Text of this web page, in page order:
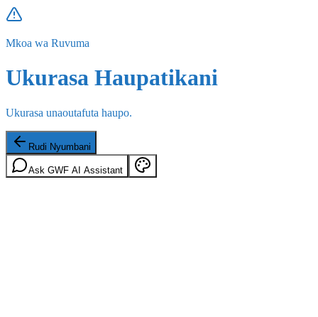
Mkoa wa Ruvuma
Ukurasa Haupatikani
Ukurasa unaoutafuta haupo.
Rudi Nyumbani
Ask GWF AI Assistant